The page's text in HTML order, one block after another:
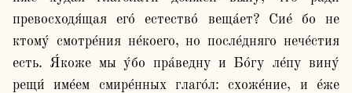
превосходя́щая его́ естество́ веща́ет? Сие́ бо не
ктому́ смотре́ния не́коего, но после́дняго нече́стия
есть. Я́коже мы у́бо пра́ведну и Бо́гу ле́пу вину́
рещи́ име́ем смире́нных глаго́л: схоже́ние, и е́же